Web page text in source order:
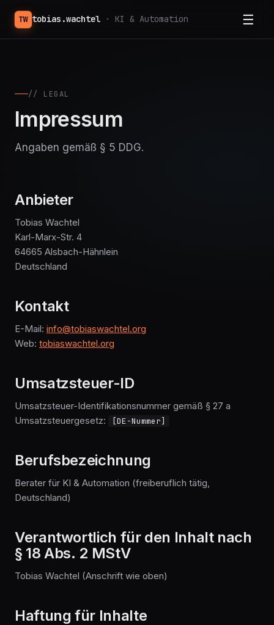
TW tobias.wachtel · KI & Automation ☰
// LEGAL
Impressum
Angaben gemäß § 5 DDG.
Anbieter
Tobias Wachtel
Karl-Marx-Str. 4
64665 Alsbach-Hähnlein
Deutschland
Kontakt
E-Mail: info@tobiaswachtel.org
Web: tobiaswachtel.org
Umsatzsteuer-ID
Umsatzsteuer-Identifikationsnummer gemäß § 27 a
Umsatzsteuergesetz:
[DE-Nummer]
Berufsbezeichnung
Berater für KI & Automation (freiberuflich tätig,
Deutschland)
Verantwortlich für den Inhalt nach
§ 18 Abs. 2 MStV
Tobias Wachtel (Anschrift wie oben)
Haftung für Inhalte